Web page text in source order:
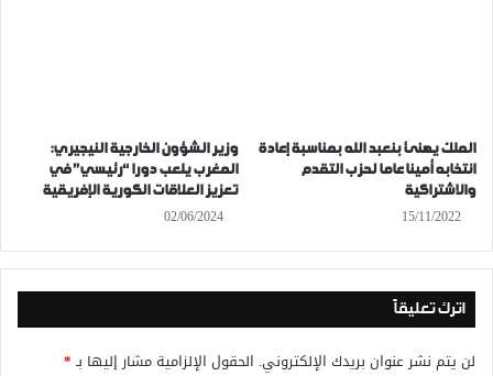
الملك يهنئ بنعبد الله بمناسبة إعادة
انتخابه أمينا عاما لحزب التقدم
والاشتراكية
15/11/2022
وزير الشؤون الخارجية النيجيري:
المغرب يلعب دورا “رئيسي” في
تعزيز العلاقات الكورية الإفريقية
02/06/2024
اترك تعليقاً
لن يتم نشر عنوان بريدك الإلكتروني. الحقول الإلزامية مشار إليها بـ*